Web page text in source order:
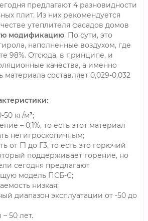
предлагают 4 разновидности
плит. Из них рекомендуется
утеплителя фасадов домов
модификацию. По сути, это
наполненные воздухом, где
98%. Отсюда, в принципе, и
качества, а именно
материала составляет 0,029-0,032
50 кг/м³;
– 0,1%, то есть этот материал
негигроскопичным;
от Г1 до Г3, то есть это горючий
поддерживает горение, но
сегодня предлагают
модель ПСБ-С;
низкая;
диапазон эксплуатации от -50 до
50 лет.